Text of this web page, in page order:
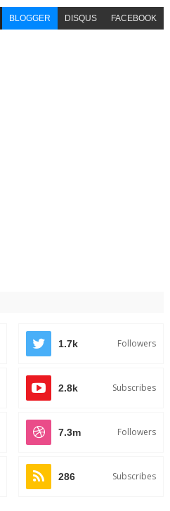
BLOGGER DISQUS FACEBOOK
1.7k Followers
2.8k Subscribes
7.3m Followers
286 Subscribes